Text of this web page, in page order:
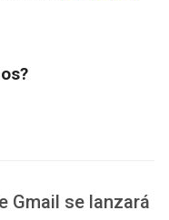
Gmail se lanzará